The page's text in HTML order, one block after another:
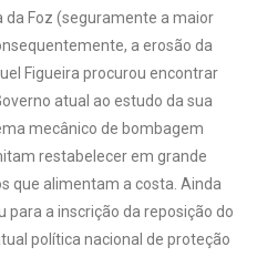
da Foz (seguramente a maior
a erosão da
Figueira procurou encontrar
atual ao estudo da sua
mecânico de bombagem
restabelecer em grande
que alimentam a costa. Ainda
para a inscrição da reposição do
política nacional de proteção